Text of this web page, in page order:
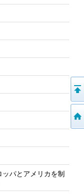
パとアメリカを制